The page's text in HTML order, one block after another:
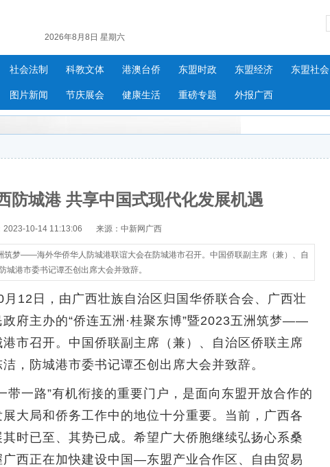
2026年8月8日 星期六
社会法制 科教文体 港澳台侨 东盟时政 东盟经济 东盟社会
图片新闻 节庆展会 健康生活 重磅专题 外报广西
防城港 共享中国式现代化发展机遇
2023-10-14 11:13:06 来源：中新网广西
筑梦——海外华侨华人防城港联谊大会在防城港市召开。中国侨联副主席（兼）、自
港市委书记谭丕创出席大会并致辞。
日，由广西壮族自治区归国华侨联合会、广西壮
府主办的“侨连五洲·桂聚东博”暨2023五洲筑梦——
市召开。中国侨联副主席（兼）、自治区侨联主席
，防城港市委书记谭丕创出席大会并致辞。
一路”有机衔接的重要门户，是面向东盟开放合作的
大局和侨务工作中的地位十分重要。当前，广西各
时已至、其势已成。希望广大侨胞继续弘扬心系桑
西正在加快建设中国—东盟产业合作区、自由贸易